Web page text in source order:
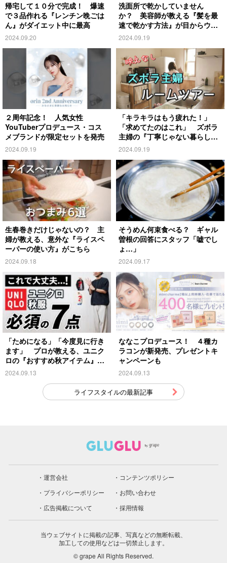
帰宅して１０分で完成！ 爆速
で３品作れる『レンチン晩ごは
ん』がダイエット中に最高
2024.09.20
洗面所で乾かしていません
か？ 美容師が教える『髪を最
速で乾かす方法』が目からウロ
コ
2024.09.19
２周年記念！ 人気女性
YouTuberプロデュース・コス
メブランドが限定セットを発売
2024.09.19
「キラキラはもう疲れた！」
「求めてたのはこれ」 ズボラ
主婦の『丁寧じゃない暮らし』
がこちら
2024.09.19
生春巻きだけじゃないの？ 主
婦が教える、意外な『ライスペ
ーパーの使い方』がこちら
2024.09.18
そうめん何束食べる？ ギャル
曽根の回答にスタッフ「嘘でし
ょ…」
2024.09.17
「ためになる」「今度見に行き
ます」 プロが教える、ユニク
ロの『おすすめ秋アイテム』が
こちら
2024.09.13
ななこプロデュース！ ４種カ
ラコンが新発売、プレゼントキ
ャンペーンも
2024.09.13
ライフスタイルの最新記事
運営会社
コンテンツポリシー
プライバシーポリシー
お問い合わせ
広告掲載について
採用情報
当ウェブサイトに掲載の記事、写真などの無断転載、
加工しての使用などは一切禁止します。
© grape All Rights Reserved.